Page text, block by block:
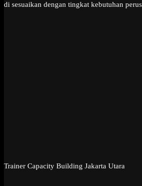
di sesuaikan dengan tingkat kebutuhan
Trainer Capacity Building Jakarta Utara